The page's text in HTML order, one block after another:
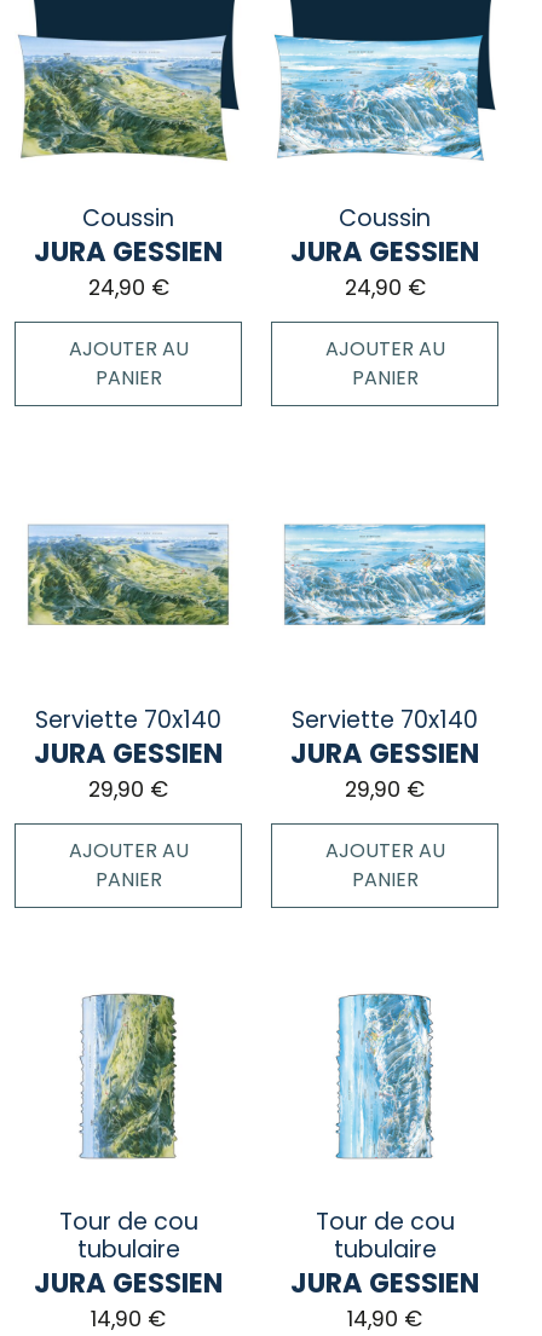
plusieurs
variations.
Les
options
peuvent
produit
plusieurs
variations.
Les
options
peuvent
produit
Coussin
JURA GESSIEN
24,90 €
AJOUTER AU
PANIER
Coussin
JURA GESSIEN
24,90 €
AJOUTER AU
PANIER
Serviette 70x140
JURA GESSIEN
29,90 €
AJOUTER AU
PANIER
Serviette 70x140
JURA GESSIEN
29,90 €
AJOUTER AU
PANIER
Tour de cou
tubulaire
JURA GESSIEN
14,90 €
Tour de cou
tubulaire
JURA GESSIEN
14,90 €